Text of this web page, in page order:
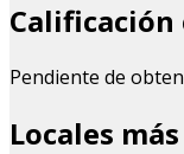
Pendiente de
Locales